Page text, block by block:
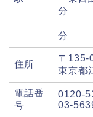
分
半
分
住所
〒135-
東京都
電話番
号
0120-
03-